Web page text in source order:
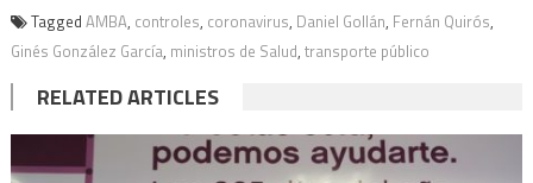
Tagged AMBA, controles, coronavirus, Daniel Gollán, Fernán Quirós,
Ginés González García, ministros de Salud, transporte público
RELATED ARTICLES